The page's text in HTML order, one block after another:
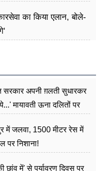
का किया एलान, बोले-
सरकार अपनी ग़लती सुधारकर
मायावती ऊना दलितों पर
में जलवा, 1500 मीटर रेस में
पर निशाना!
छांव में' से पर्यावरण दिवस पर